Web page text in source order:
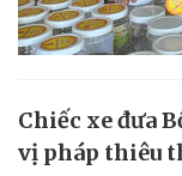
Chiếc xe đưa
vị pháp thiêu